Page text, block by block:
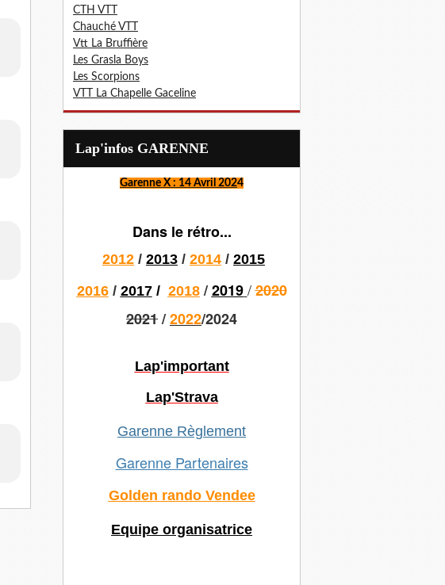
CTH VTT
Chauché VTT
Vtt La Bruffière
Les Grasla Boys
Les Scorpions
VTT La Chapelle Gaceline
Lap'infos GARENNE
Garenne X : 14 Avril 2024
Dans le rétro...
2012 / 2013 / 2014 / 2015
2016 / 2017/ 2018 / 2019 /2020
2021/2022/2024
Lap'important
Lap'Strava
Garenne Règlement
Garenne Partenaires
Golden rando Vendee
Equipe organisatrice